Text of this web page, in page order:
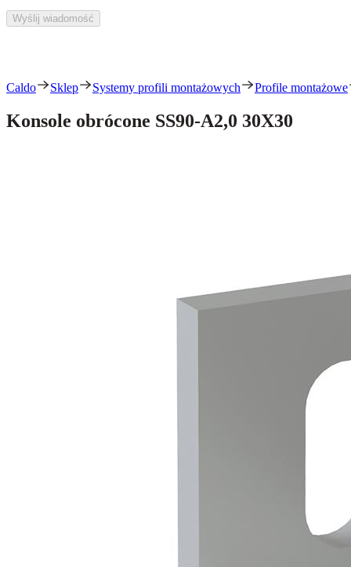
Wyślij wiadomość
Caldo Sklep Systemy profili montażowych Profile montażowe
Konsole obrócone SS90-A2,0 30X30